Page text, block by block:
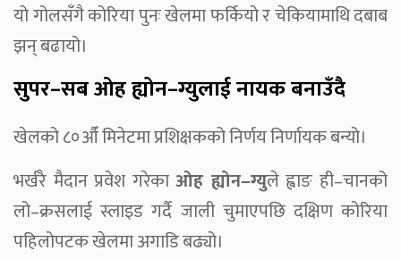
यो गोलसँगै कोरिया पुनः खेलमा फर्कियो र चेकियामाथि दबाब
झन् बढायो।
सुपर–सब ओह ह्योन–ग्युलाई नायक बनाउँदै
खेलको ८०औँ मिनेटमा प्रशिक्षकको निर्णय निर्णायक बन्यो।
भर्खरै मैदान प्रवेश गरेकाओह ह्योन–ग्युले ह्वाङ ही–चानको
लो–क्रसलाई स्लाइड गर्दै जाली चुमाएपछि दक्षिण कोरिया
पहिलोपटक खेलमा अगाडि बढ्यो।